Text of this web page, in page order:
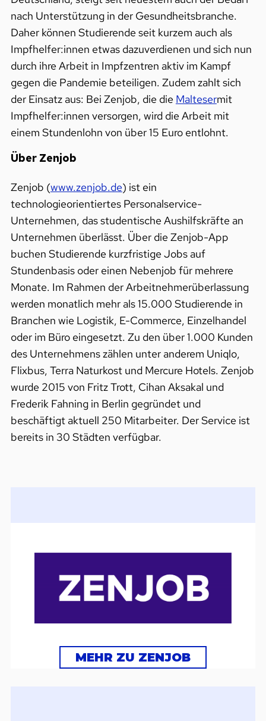
nach Unterstützung in der Gesundheitsbranche.
Daher können Studierende seit kurzem auch als
Impfhelfer:innen etwas dazuverdienen und sich nun
durch ihre Arbeit in Impfzentren aktiv im Kampf
gegen die Pandemie beteiligen. Zudem zahlt sich
der Einsatz aus: Bei Zenjob, die die Maltesermit
Impfhelfer:innen versorgen, wird die Arbeit mit
einem Stundenlohn von über 15 Euro entlohnt.
Über Zenjob
Zenjob (www.zenjob.de) ist ein
technologieorientiertes Personalservice-
Unternehmen, das studentische Aushilfskräfte an
Unternehmen überlässt. Über die Zenjob-App
buchen Studierende kurzfristige Jobs auf
Stundenbasis oder einen Nebenjob für mehrere
Monate. Im Rahmen der Arbeitnehmerüberlassung
werden monatlich mehr als 15.000 Studierende in
Branchen wie Logistik, E-Commerce, Einzelhandel
oder im Büro eingesetzt. Zu den über 1.000 Kunden
des Unternehmens zählen unter anderem Uniqlo,
Flixbus, Terra Naturkost und Mercure Hotels. Zenjob
wurde 2015 von Fritz Trott, Cihan Aksakal und
Frederik Fahning in Berlin gegründet und
beschäftigt aktuell 250 Mitarbeiter. Der Service ist
bereits in 30 Städten verfügbar.
MEHR ZU ZENJOB